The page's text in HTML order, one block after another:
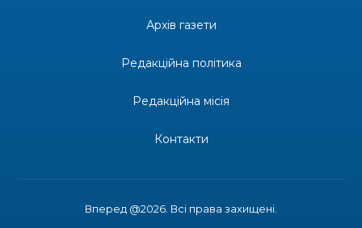
Одна з найяскравіших постатей Бахмута –
професійним святом
Вперед @2026. Всі права захищені.
Архів газети
Редакційна політика
Редакційна місія
Контакти